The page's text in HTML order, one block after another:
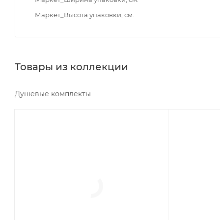
Маркет_Высота упаковки, см
Товары из коллекции
Душевые комплекты